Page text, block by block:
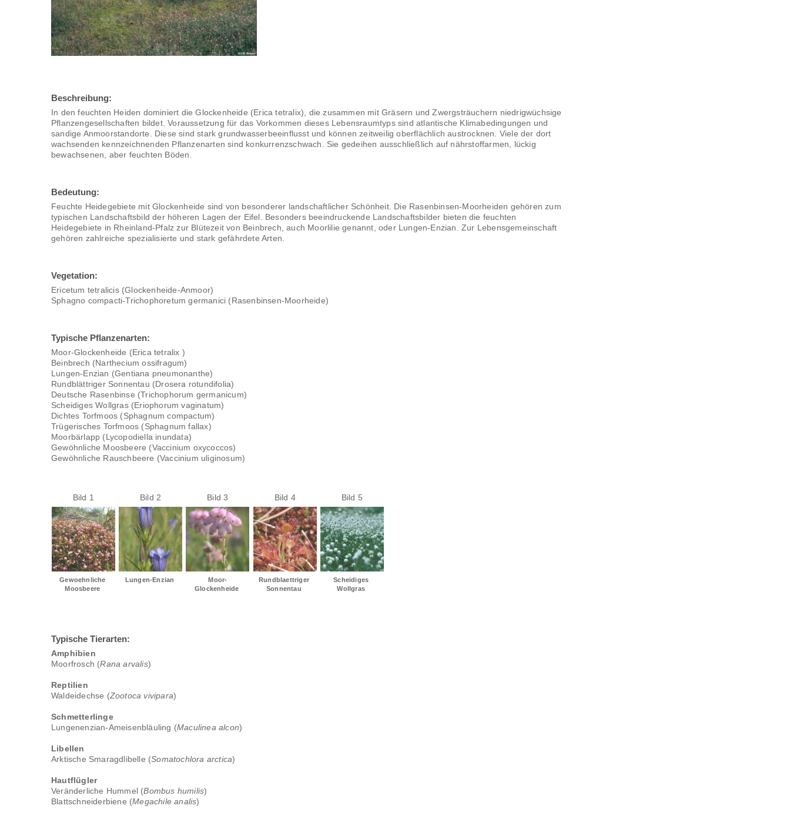
Beschreibung:
In den feuchten Heiden dominiert die Glockenheide (Erica tetralix), die zusammen mit Gräsern und Zwergsträuchern niedrigwüchsige
Pflanzengesellschaften bildet. Voraussetzung für das Vorkommen dieses Lebensraumtyps sind atlantische Klimabedingungen und
sandige Anmoorstandorte. Diese sind stark grundwasserbeeinflusst und können zeitweilig oberflächlich austrocknen. Viele der dort
wachsenden kennzeichnenden Pflanzenarten sind konkurrenzschwach. Sie gedeihen ausschließlich auf nährstoffarmen, lückig
bewachsenen, aber feuchten Böden.
Bedeutung:
Feuchte Heidegebiete mit Glockenheide sind von besonderer landschaftlicher Schönheit. Die Rasenbinsen-Moorheiden gehören zum
typischen Landschaftsbild der höheren Lagen der Eifel. Besonders beeindruckende Landschaftsbilder bieten die feuchten
Heidegebiete in Rheinland-Pfalz zur Blütezeit von Beinbrech, auch Moorlilie genannt, oder Lungen-Enzian. Zur Lebensgemeinschaft
gehören zahlreiche spezialisierte und stark gefährdete Arten.
Vegetation:
Ericetum tetralicis (Glockenheide-Anmoor)
Sphagno compacti-Trichophoretum germanici (Rasenbinsen-Moorheide)
Typische Pflanzenarten:
Moor-Glockenheide (Erica tetralix )
Beinbrech (Narthecium ossifragum)
Lungen-Enzian (Gentiana pneumonanthe)
Rundblättriger Sonnentau (Drosera rotundifolia)
Deutsche Rasenbinse (Trichophorum germanicum)
Scheidiges Wollgras (Eriophorum vaginatum)
Dichtes Torfmoos (Sphagnum compactum)
Trügerisches Torfmoos (Sphagnum fallax)
Moorbärlapp (Lycopodiella inundata)
Gewöhnliche Moosbeere (Vaccinium oxycoccos)
Gewöhnliche Rauschbeere (Vaccinium uliginosum)
Bild 1
Gewoehnliche
Moosbeere
Bild 2
Lungen-Enzian
Bild 3
Moor-
Glockenheide
Bild 4
Rundblaettriger
Sonnentau
Bild 5
Scheidiges
Wollgras
Typische Tierarten:
Amphibien
Moorfrosch (Rana arvalis)
Reptilien
Waldeidechse (Zootoca vivipara)
Schmetterlinge
Lungenenzian-Ameisenbläuling (Maculinea alcon)
Libellen
Arktische Smaragdlibelle (Somatochlora arctica)
Hautflügler
Veränderliche Hummel (Bombus humilis)
Blattschneiderbiene (Megachile analis)